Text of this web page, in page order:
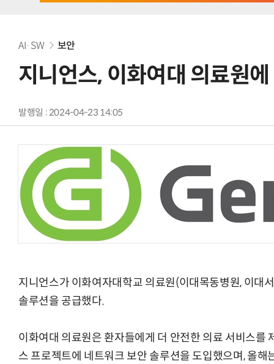
AI·SW 보안
지니언스, 이화여대 의료원
발행일 : 2024-04-23 14:05
지니언스가 이화여자대학교 의료원(이대목동병원, 이대
솔루션을 공급했다.
이화여대 의료원은 환자들에게 더 안전한 의료 서비스를
스 프로젝트에 네트워크 보안 솔루션을 도입했으며, 올